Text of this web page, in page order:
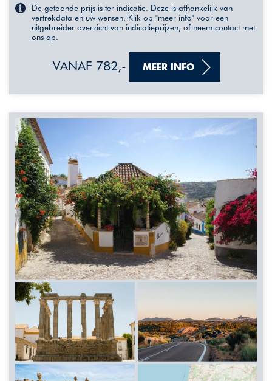
De getoonde prijs is ter indicatie. Deze is afhankelijk van
vertrekdata en uw wensen. Klik op "meer info" voor een
uitgebreider overzicht van indicatieprijzen, of neem contact met
ons op.
VANAF 782,- MEER INFO